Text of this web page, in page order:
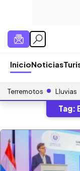
InicioNoticias
Terremotos Lluvias
Tag: